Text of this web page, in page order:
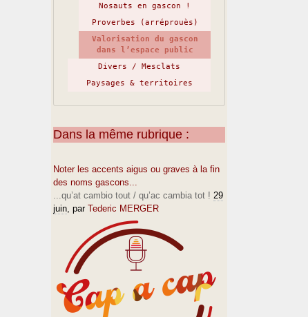
Nosauts en gascon !
Proverbes (arréprouès)
Valorisation du gascon
dans l’espace public
Divers / Mesclats
Paysages & territoires
Dans la même rubrique :
Noter les accents aigus ou graves à la fin
des noms gascons...
...qu’at cambio tout / qu’ac cambia tot ! 29
juin, par Tederic MERGER